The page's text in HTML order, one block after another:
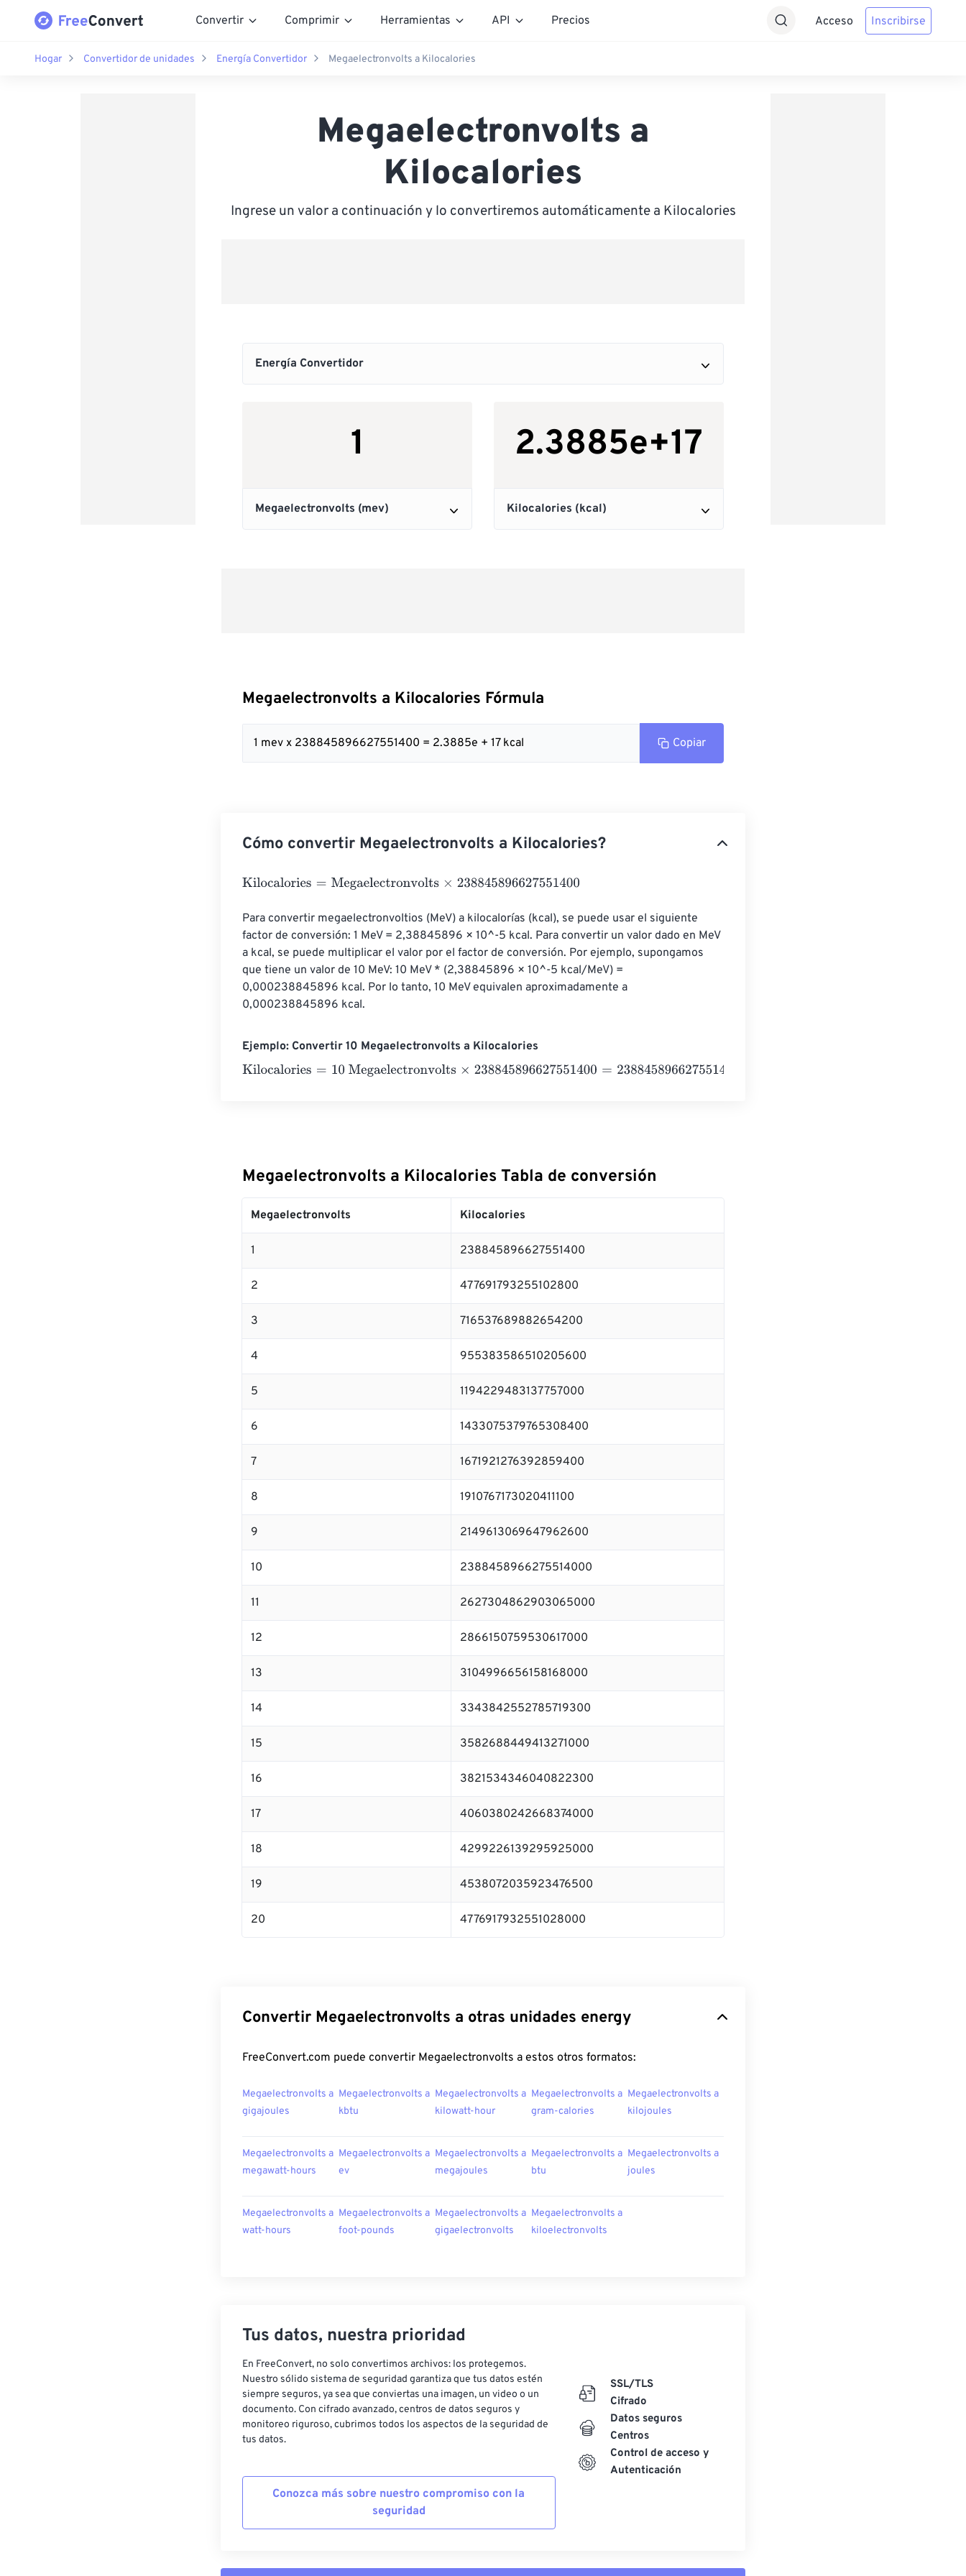
Convertir Comprimir Herramientas API Precios Acceso Inscribirse
Hogar Convertidor de unidades Energía Convertidor Megaelectronvolts a Kilocalories
Megaelectronvolts a
Kilocalories
Ingrese un valor a continuación y lo convertiremos automáticamente a Kilocalories
Megaelectronvolts a Kilocalories Fórmula
1 mev x 238845896627551400 = 2.3885e + 17 kcal Copiar
Cómo convertir Megaelectronvolts a Kilocalories?
Kilocalories=Megaelectronvolts×238845896627551400
Para convertir megaelectronvoltios (MeV) a kilocalorías (kcal), se puede usar el siguiente
factor de conversión: 1 MeV = 2,38845896 × 10^-5 kcal. Para convertir un valor dado en MeV
a kcal, se puede multiplicar el valor por el factor de conversión. Por ejemplo, supongamos
que tiene un valor de 10 MeV: 10 MeV * (2,38845896 × 10^-5 kcal/MeV) =
0,000238845896 kcal. Por lo tanto, 10 MeV equivalen aproximadamente a
0,000238845896 kcal.
Ejemplo: Convertir 10 Megaelectronvolts a Kilocalories
Kilocalories=10 Megaelectronvolts×238845896627551400=2388458966275514000 Kilocalories
Megaelectronvolts a Kilocalories Tabla de conversión
Megaelectronvolts Kilocalories
1 238845896627551400
2 477691793255102800
3 716537689882654200
4 955383586510205600
5 1194229483137757000
6 1433075379765308400
7 1671921276392859400
8 1910767173020411100
9 2149613069647962600
10 2388458966275514000
11 2627304862903065000
12 2866150759530617000
13 3104996656158168000
14 3343842552785719300
15 3582688449413271000
16 3821534346040822300
17 4060380242668374000
18 4299226139295925000
19 4538072035923476500
20 4776917932551028000
Convertir Megaelectronvolts a otras unidades energy
FreeConvert.com puede convertir Megaelectronvolts a estos otros formatos:
Megaelectronvolts a
gigajoules
Megaelectronvolts a
kbtu
Megaelectronvolts a
kilowatt-hour
Megaelectronvolts a
gram-calories
Megaelectronvolts a
kilojoules
Megaelectronvolts a
megawatt-hours
Megaelectronvolts a
ev
Megaelectronvolts a
megajoules
Megaelectronvolts a
btu
Megaelectronvolts a
joules
Megaelectronvolts a
watt-hours
Megaelectronvolts a
foot-pounds
Megaelectronvolts a
gigaelectronvolts
Megaelectronvolts a
kiloelectronvolts
Tus datos, nuestra prioridad
En FreeConvert, no solo convertimos archivos: los protegemos.
Nuestro sólido sistema de seguridad garantiza que tus datos estén
siempre seguros, ya sea que conviertas una imagen, un video o un
documento. Con cifrado avanzado, centros de datos seguros y
monitoreo riguroso, cubrimos todos los aspectos de la seguridad de
tus datos.
Conozca más sobre nuestro compromiso con la
seguridad
SSL/TLS
Cifrado
Datos seguros
Centros
Control de acceso y
Autenticación